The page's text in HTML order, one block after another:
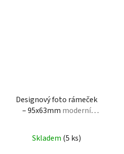
Designový foto rámeček
– 95x63mm moderní
Skladem (5 ks)